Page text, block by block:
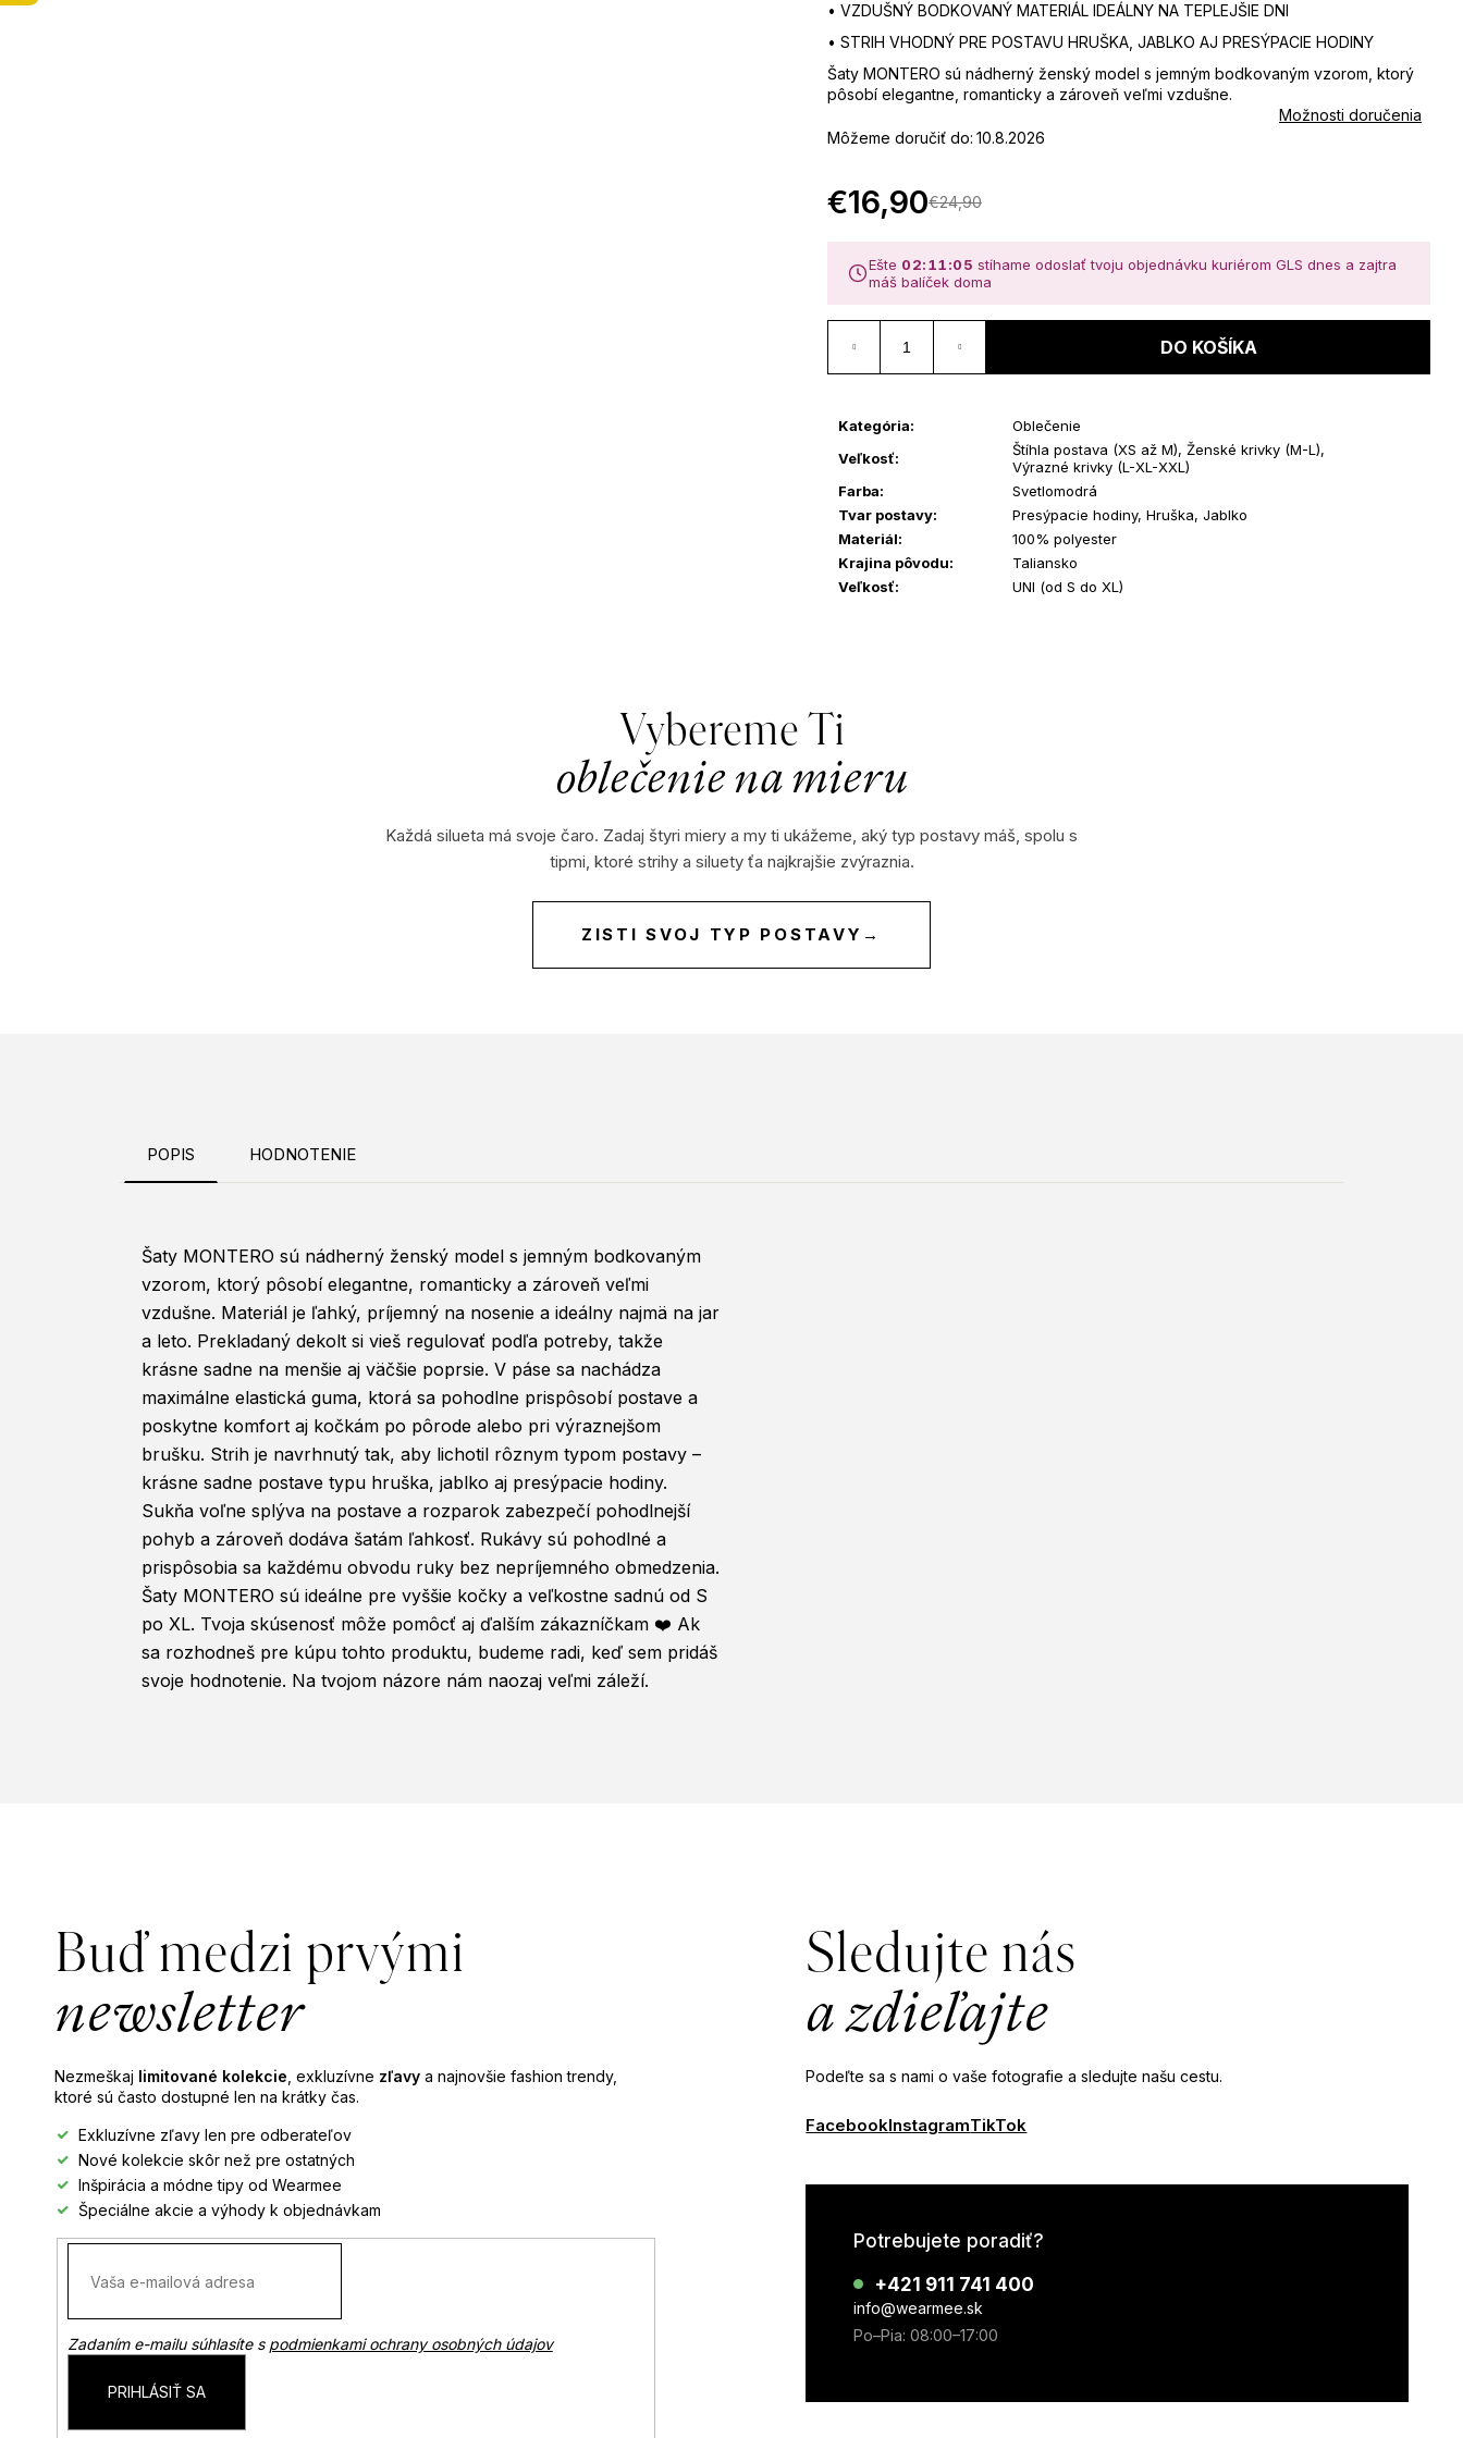
• VZDUŠNÝ BODKOVANÝ MATERIÁL IDEÁLNY NA TEPLEJŠIE DNI
• STRIH VHODNÝ PRE POSTAVU HRUŠKA, JABLKO AJ PRESÝPACIE HODINY
Šaty MONTERO sú nádherný ženský model s jemným bodkovaným vzorom, ktorý
pôsobí elegantne, romanticky a zároveň veľmi vzdušne.
Môžeme doručiť do: 10.8.2026
Možnosti doručenia
€24,90
€16,90
DO KOŠÍKA
Ešte 02:11:04 stíhame odoslať tvoju objednávku kuriérom GLS dnes a zajtra
máš balíček doma
Kategória:
Oblečenie
Veľkosť: Štíhla postava (XS až M), Ženské krivky (M-L),
Výrazné krivky (L-XL-XXL)
Farba:
Svetlomodrá
Tvar postavy:
Presýpacie hodiny, Hruška, Jablko
Materiál:
100% polyester
Krajina pôvodu:
Taliansko
Veľkosť: UNI (od S do XL)
Vybereme Ti
oblečenie na mieru
Každá silueta má svoje čaro. Zadaj štyri miery a my ti ukážeme, aký typ postavy máš, spolu s
tipmi, ktoré strihy a siluety ťa najkrajšie zvýraznia.
ZISTI SVOJ TYP POSTAVY →
POPIS HODNOTENIE
Šaty MONTERO sú nádherný ženský model s jemným bodkovaným
vzorom, ktorý pôsobí elegantne, romanticky a zároveň veľmi
vzdušne. Materiál je ľahký, príjemný na nosenie a ideálny najmä na jar
a leto. Prekladaný dekolt si vieš regulovať podľa potreby, takže
krásne sadne na menšie aj väčšie poprsie. V páse sa nachádza
maximálne elastická guma, ktorá sa pohodlne prispôsobí postave a
poskytne komfort aj kočkám po pôrode alebo pri výraznejšom
brušku. Strih je navrhnutý tak, aby lichotil rôznym typom postavy –
krásne sadne postave typu hruška, jablko aj presýpacie hodiny.
Sukňa voľne splýva na postave a rozparok zabezpečí pohodlnejší
pohyb a zároveň dodáva šatám ľahkosť. Rukávy sú pohodlné a
prispôsobia sa každému obvodu ruky bez nepríjemného obmedzenia.
Šaty MONTERO sú ideálne pre vyššie kočky a veľkostne sadnú od S
po XL. Tvoja skúsenosť môže pomôcť aj ďalším zákazníčkam ❤️ Ak
sa rozhodneš pre kúpu tohto produktu, budeme radi, keď sem pridáš
svoje hodnotenie. Na tvojom názore nám naozaj veľmi záleží.
Buď medzi prvými
newsletter
Nezmeškaj limitované kolekcie , exkluzívne zľavy a najnovšie fashion trendy,
ktoré sú často dostupné len na krátky čas.
Exkluzívne zľavy len pre odberateľov
Nové kolekcie skôr než pre ostatných
Inšpirácia a módne tipy od Wearmee
Špeciálne akcie a výhody k objednávkam
Zadaním e-mailu súhlasíte s podmienkami ochrany osobných údajov
PRIHLÁSIŤ SA
Sledujte nás
a zdieľajte
Podeľte sa s nami o vaše fotografie a sledujte našu cestu.
FacebookInstagramTikTok
Potrebujete poradiť?
+421 911 741 400
info@wearmee.sk
Po–Pia: 08:00–17:00